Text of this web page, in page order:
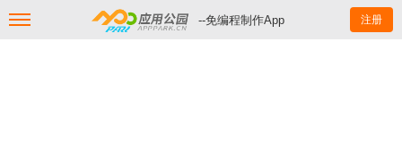
--免编程制作App 注册